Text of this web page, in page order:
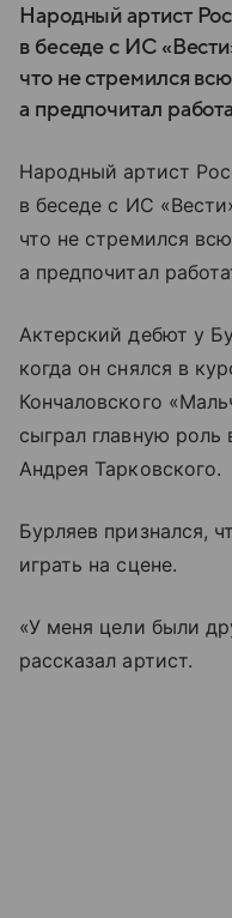
Народный артист
в беседе с ИС
что не стремился
а предпочитал
Народный артист
в беседе с ИС
что не стремился
а предпочитал
Актерский дебют у
когда он снялся в
Кончаловского
сыграл главную
Андрея Тарковского.
Бурляев признался,
играть на сцене.
«У меня цели были
рассказал артист.